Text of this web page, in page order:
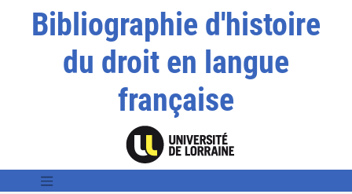
Bibliographie d'histoire
du droit en langue
française